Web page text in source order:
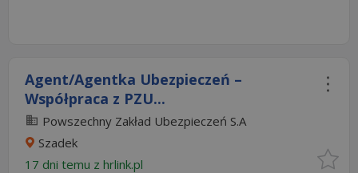
Agent/Agentka Ubezpieczeń –
Współpraca z PZU...
Powszechny Zakład Ubezpieczeń S.A
Szadek
17 dni temu z hrlink.pl